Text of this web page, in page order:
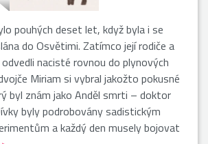
pouhých deset let, když byla i se
do Osvětimi. Zatímco její rodiče a
nacisté rovnou do plynových
Miriam si vybral jakožto pokusné
byl znám jako Anděl smrti – doktor
byly podrobovány sadistickým
a každý den musely bojovat